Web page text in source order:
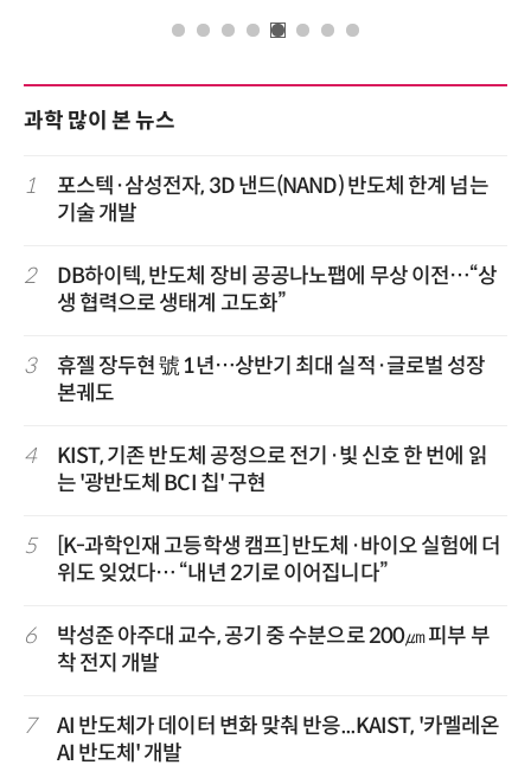
과학 많이 본 뉴스
1
포스텍·삼성전자, 3D 낸드(NAND) 반도체 한계 넘는
기술 개발
2
DB하이텍, 반도체 장비 공공나노팹에 무상 이전…“상
생 협력으로 생태계 고도화”
3
휴젤 장두현 號 1년…상반기 최대 실적·글로벌 성장
본궤도
4
KIST, 기존 반도체 공정으로 전기·빛 신호 한 번에 읽
는 '광반도체 BCI 칩' 구현
5
[K-과학인재 고등학생 캠프] 반도체·바이오 실험에 더
위도 잊었다… “내년 2기로 이어집니다”
6
박성준 아주대 교수, 공기 중 수분으로 200㎛ 피부 부
착 전지 개발
7
AI 반도체가 데이터 변화 맞춰 반응...KAIST, '카멜레온
AI 반도체' 개발